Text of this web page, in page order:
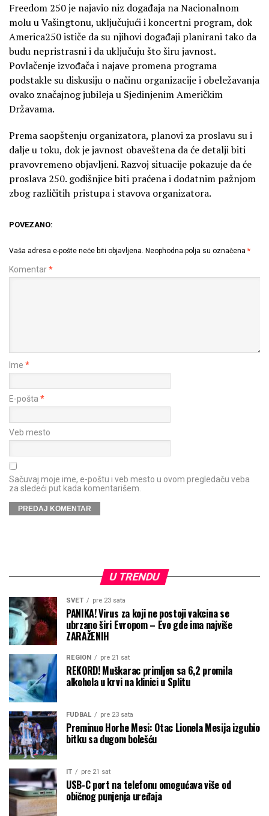
Freedom 250 je najavio niz događaja na Nacionalnom
molu u Vašingtonu, uključujući i koncertni program, dok
America250 ističe da su njihovi događaji planirani tako da
budu nepristrasni i da uključuju što širu javnost.
Povlačenje izvođača i najave promena programa
podstakle su diskusiju o načinu organizacije i obeležavanja
ovako značajnog jubileja u Sjedinjenim Američkim
Državama.
Prema saopštenju organizatora, planovi za proslavu su i
dalje u toku, dok je javnost obaveštena da će detalji biti
pravovremeno objavljeni. Razvoj situacije pokazuje da će
proslava 250. godišnjice biti praćena i dodatnim pažnjom
zbog različitih pristupa i stavova organizatora.
POVEZANO:
Vaša adresa e-pošte neće biti objavljena. Neophodna polja su označena *
Komentar*
Ime *
E-pošta *
Veb mesto
Sačuvaj moje ime, e-poštu i veb mesto u ovom pregledaču veba
za sledeći put kada komentarišem.
U TRENDU
SVET pre 23 sata
PANIKA! Virus za koji ne postoji vakcina se
ubrzano širi Evropom – Evo gde ima najviše
ZARAŽENIH
REGION pre 21 sat
REKORD! Muškarac primljen sa 6,2 promila
alkohola u krvi na klinici u Splitu
FUDBAL pre 23 sata
Preminuo Horhe Mesi: Otac Lionela Mesija izgubio
bitku sa dugom bolešću
IT pre 21 sat
USB-C port na telefonu omogućava više od
običnog punjenja uređaja